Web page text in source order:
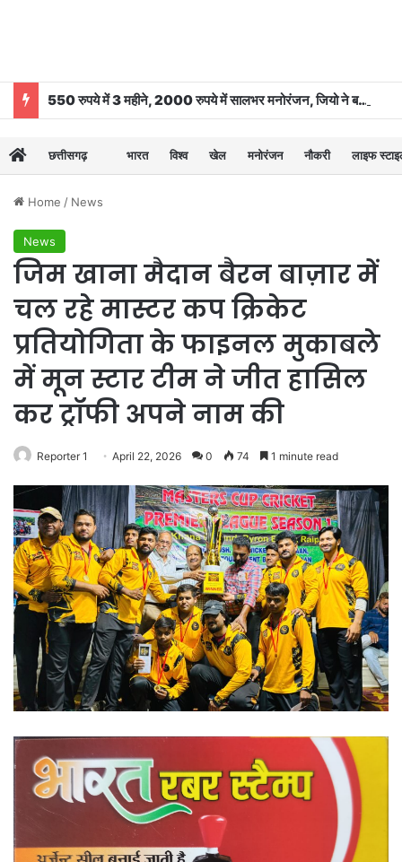
550 रुपये में 3 महीने, 2000 रुपये में सालभर मनोरंजन, जियो ने बढ़ाया OTT-Pass का दायरा
छत्तीसगढ़ भारत विश्व खेल मनोरंजन नौकरी लाइफ
Home / News
News
जिम खाना मैदान बैरन बाज़ार में
चल रहे मास्टर कप क्रिकेट
प्रतियोगिता के फाइनल मुकाबले
में मून स्टार टीम ने जीत हासिल
कर ट्रॉफी अपने नाम की
Reporter 1 April 22, 2026 0 74 1 minute read